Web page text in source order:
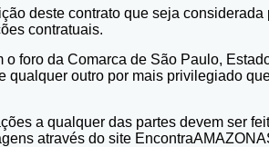
deste contrato que seja
contratuais.
o foro da Comarca de São Paulo,
qualquer outro por mais privilegiado
a qualquer das partes devem ser
através do site